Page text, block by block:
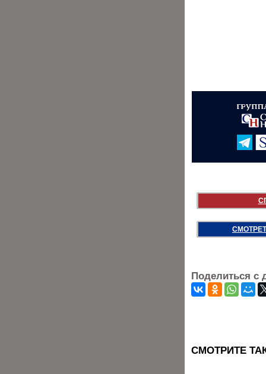
Поделиться с
CМОТРИТЕ